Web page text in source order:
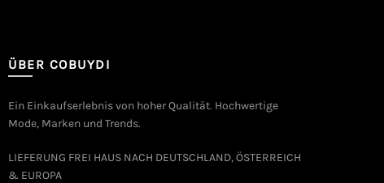
ÜBER COBUYDI
Ein Einkaufserlebnis von hoher Qualität. Hochwertige
Mode, Marken und Trends.
LIEFERUNG FREI HAUS NACH DEUTSCHLAND, ÖSTERREICH
& EUROPA